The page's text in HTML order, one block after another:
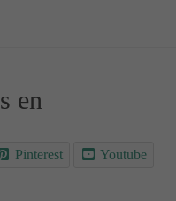
en
Pinterest Youtube